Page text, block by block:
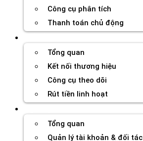
Công cụ phân tích
Thanh toán chủ động
Tổng quan
Kết nối thương hiệu
Công cụ theo dõi
Rút tiền linh hoạt
Tổng quan
Quản lý tài khoản & đối tác